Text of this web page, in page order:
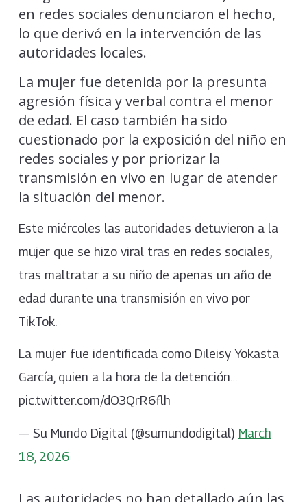
en redes sociales denunciaron el hecho,
lo que derivó en la intervención de las
autoridades locales.
La mujer fue detenida por la presunta
agresión física y verbal contra el menor
de edad. El caso también ha sido
cuestionado por la exposición del niño en
redes sociales y por priorizar la
transmisión en vivo en lugar de atender
la situación del menor.
Este miércoles las autoridades detuvieron a la
mujer que se hizo viral tras en redes sociales,
tras maltratar a su niño de apenas un año de
edad durante una transmisión en vivo por
TikTok.
La mujer fue identificada como Dileisy Yokasta
García, quien a la hora de la detención…
pic.twitter.com/dO3QrR6flh
— Su Mundo Digital (@sumundodigital) March
18, 2026
Las autoridades no han detallado aún las